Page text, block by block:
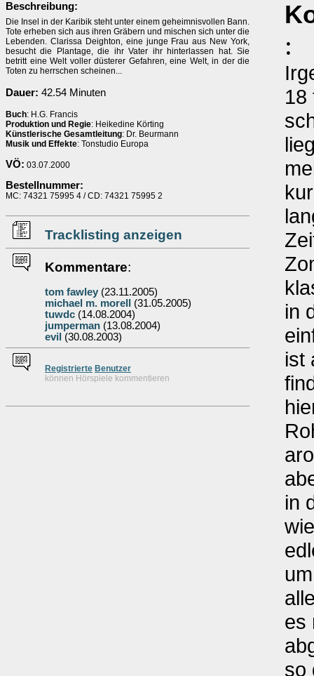
Beschreibung:
Die Insel in der Karibik steht unter einem geheimnisvollen Bann.
Tote erheben sich aus ihren Gräbern und mischen sich unter die
Lebenden. Clarissa Deighton, eine junge Frau aus New York,
besucht die Plantage, die ihr Vater ihr hinterlassen hat. Sie
betritt eine Welt voller düsterer Gefahren, eine Welt, in der die
Toten zu herrschen scheinen...
Dauer: 42.54 Minuten
Buch: H.G. Francis
Produktion und Regie: Heikedine Körting
Künstlerische Gesamtleitung: Dr. Beurmann
Musik und Effekte: Tonstudio Europa
VÖ: 03.07.2000
Bestellnummer:
MC: 74321 75995 4 / CD: 74321 75995 2
Tracklisting anzeigen
Kommentare:
tom fawley (23.11.2005)
michael m. morell
(31.05.2005)
tuwdc (14.08.2004)
jumperman (13.08.2004)
evil (30.08.2003)
Registrierte Benutzer
können Hörspiele kommentieren
:
18
in
ist
in
es
so